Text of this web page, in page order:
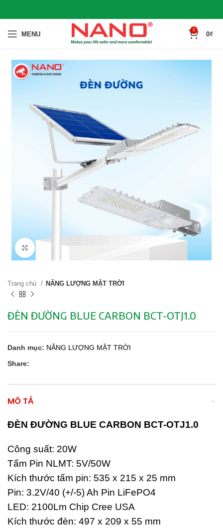
MENU
0
0₫
Click to enlarge
Trang chủ NĂNG LƯỢNG MẶT TRỜI
ĐÈN ĐƯỜNG BLUE CARBON BCT-OTJ1.0
Danh mục: NĂNG LƯỢNG MẶT TRỜI
Share:
MÔ TẢ
ĐÈN ĐƯỜNG BLUE CARBON BCT-OTJ1.0
Công suất: 20W
Tấm Pin NLMT: 5V/50W
Kích thước tấm pin: 535 x 215 x 25 mm
Pin: 3.2V/40 (+/-5) Ah Pin LiFePO4
LED: 2100Lm Chip Cree USA
Kích thước đèn: 497 x 209 x 55 mm